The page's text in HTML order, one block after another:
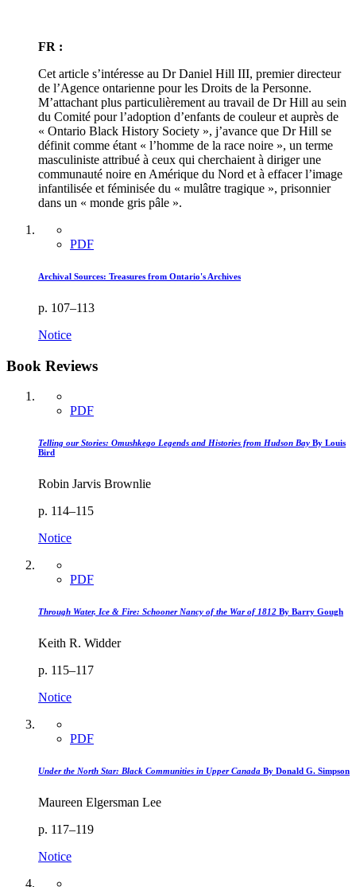
FR :
Cet article s’intéresse au Dr Daniel Hill III, premier directeur
de l’Agence ontarienne pour les Droits de la Personne.
M’attachant plus particulièrement au travail de Dr Hill au sein
du Comité pour l’adoption d’enfants de couleur et auprès de
« Ontario Black History Society », j’avance que Dr Hill se
définit comme étant « l’homme de la race noire », un terme
masculiniste attribué à ceux qui cherchaient à diriger une
communauté noire en Amérique du Nord et à effacer l’image
infantilisée et féminisée du « mulâtre tragique », prisonnier
dans un « monde gris pâle ».
PDF
Archival Sources: Treasures from Ontario's Archives
p. 107–113
Notice
Book Reviews
PDF
Telling our Stories: Omushkego Legends and Histories from Hudson Bay By Louis
Bird
Robin Jarvis Brownlie
p. 114–115
Notice
PDF
Through Water, Ice & Fire: Schooner Nancy of the War of 1812 By Barry Gough
Keith R. Widder
p. 115–117
Notice
PDF
Under the North Star: Black Communities in Upper Canada By Donald G. Simpson
Maureen Elgersman Lee
p. 117–119
Notice